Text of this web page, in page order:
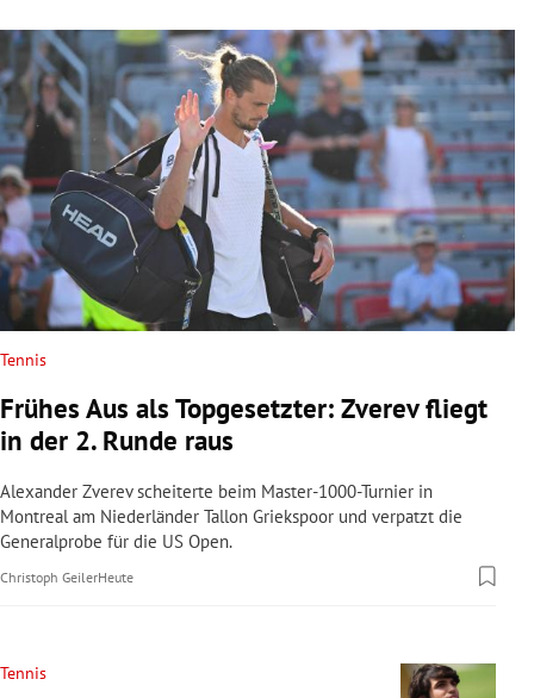
Tennis
Frühes Aus als Topgesetzter: Zverev fliegt
in der 2. Runde raus
Alexander Zverev scheiterte beim Master-1000-Turnier in
Montreal am Niederländer Tallon Griekspoor und verpatzt die
Generalprobe für die US Open.
Christoph GeilerHeute
Tennis